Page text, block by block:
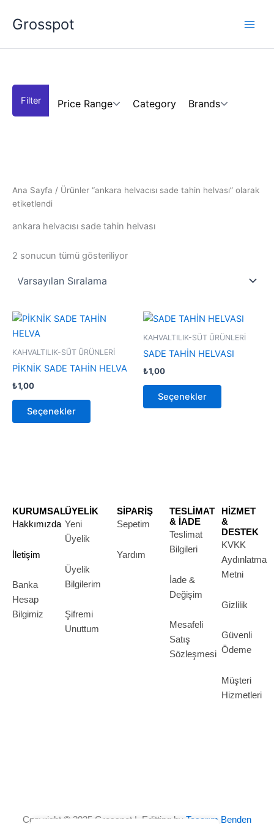
atlaGrosspot
Price Range Category Brands
Ana Sayfa / Ürünler “ankara helvacısı sade tahin helvası” olarak
etiketlendi
ankara helvacısı sade tahin helvası
2 sonucun tümü gösteriliyor
KAHVALTILIK-SÜT ÜRÜNLERİ
PİKNİK SADE TAHİN HELVA
₺1,00
Seçenekler
Bu
birden
ürün
KAHVALTILIK-SÜT ÜRÜNLERİ
SADE TAHİN HELVASI
₺1,00
Seçenekler
Bu
ürünün
Seçenekler
KURUMSAL
Hakkımızda
İletişim
Banka
Hesap
Bilgimiz
ÜYELİK
Yeni
Üyelik
Üyelik
Bilgilerim
Şifremi
Unuttum
SİPARİŞ
Sepetim
Yardım
TESLİMAT
& İADE
Teslimat
Bilgileri
İade &
Değişim
Mesafeli
Satış
Sözleşmesi
HİZMET
&
DESTEK
KVKK
Aydınlatma
Metni
Gizlilik
Güvenli
Ödeme
Müşteri
Hizmetleri
Copyright © 2025 Grosspot | Editting by Tasarım Benden